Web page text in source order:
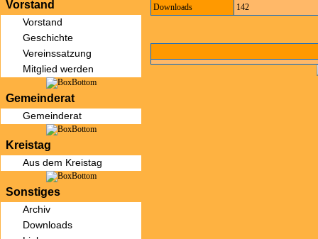
Vorstand
Vorstand
Geschichte
Vereinssatzung
Mitglied werden
Gemeinderat
Gemeinderat
Kreistag
Aus dem Kreistag
Sonstiges
Archiv
Downloads
Downloads
142